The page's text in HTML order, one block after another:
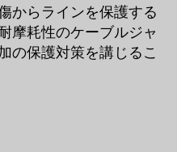
からラインを保護する
摩耗性のケーブルジャ
の保護対策を講じるこ